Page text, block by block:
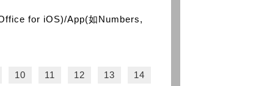
for iOS)/App(如Numbers,
10 11 12 13 14